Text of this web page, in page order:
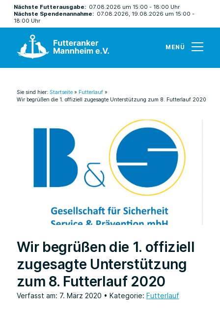
Nächste Futterausgabe: 07.08.2026 um 15:00 - 18:00 Uhr
Nächste Spendenannahme: 07.08.2026, 19.08.2026 um 15:00 -
18:00 Uhr
MENÜ
Sie sind hier: Startseite» Futterlauf»
Wir begrüßen die 1. offiziell zugesagte Unterstützung zum 8. Futterlauf 2020
Wir begrüßen die 1. offiziell
zugesagte Unterstützung
zum 8. Futterlauf 2020
Verfasst am: 7. März 2020 • Kategorie: Futterlauf